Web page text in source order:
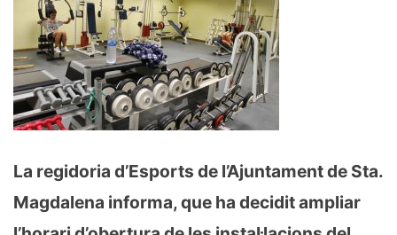
La regidoria d’Esports de l’Ajuntament de Sta.
Magdalena informa, que ha decidit ampliar